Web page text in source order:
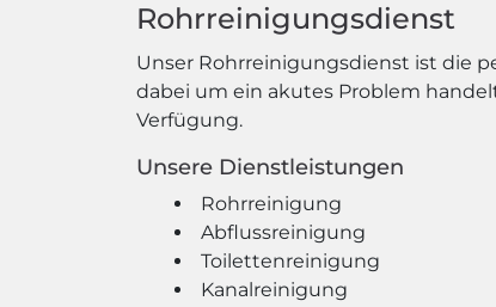
Rohrreinigungsdienst
Unser Rohrreinigungsdienst ist die
dabei um ein akutes Problem
Verfügung.
Unsere Dienstleistungen
Rohrreinigung
Abflussreinigung
Toilettenreinigung
Kanalreinigung